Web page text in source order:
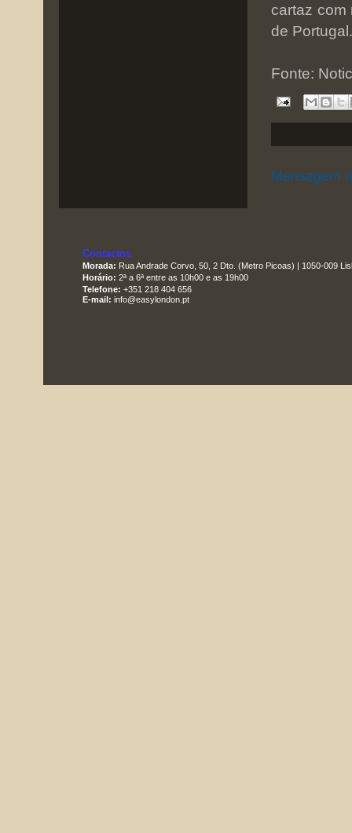
cartaz com
de
Fonte:
Mensagem
Contactos
Morada: Rua Andrade Corvo, 50, 2 Dto. (Metro Picoas) | 1050-009
Horário: 2ª a 6ª entre as 10h00 e as 19h00
Telefone: +351 218 404 656
E-mail: info@easylondon.pt